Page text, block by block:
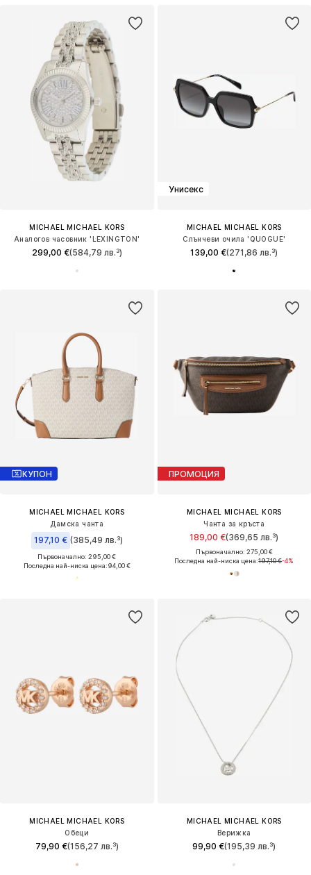
MICHAEL MICHAEL KORS
Аналогов часовник 'LEXINGTON'
299,00 €(584,79 лв.³)
Унисекс
MICHAEL MICHAEL KORS
Слънчеви очила 'QUOGUE'
139,00 €(271,86 лв.³)
КУПОН
MICHAEL MICHAEL KORS
Дамска чанта
197,10 € (385,49 лв.³)
Първоначално: 295,00 €
Последна най-ниска цена:94,00 €
ПРОМОЦИЯ
MICHAEL MICHAEL KORS
Чанта за кръста
189,00 €(369,65 лв.³)
Първоначално: 275,00 €
Последна най-ниска цена:197,10 €-4%
MICHAEL MICHAEL KORS
Обеци
79,90 €(156,27 лв.³)
MICHAEL MICHAEL KORS
Верижка
99,90 €(195,39 лв.³)